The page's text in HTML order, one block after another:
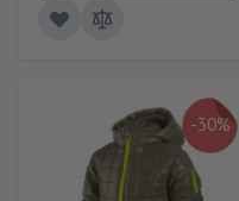
-30%